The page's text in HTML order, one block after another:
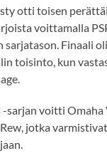
otti toisen
voittamalla
sarjatason. Finaali
toisinto, kun
-sarjan voitti Omaha
jotka